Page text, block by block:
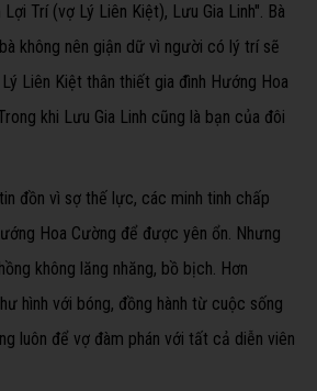
Trí (vợ Lý Liên Kiệt), Lưu Gia Linh". Bà
không nên giận dữ vì người có lý trí sẽ
Liên Kiệt thân thiết gia đình Hướng Hoa
khi Lưu Gia Linh cũng là bạn của đôi
đồn vì sợ thế lực, các minh tinh chấp
Hoa Cường để được yên ổn. Nhưng
không lăng nhăng, bồ bịch. Hơn
hình với bóng, đồng hành từ cuộc sống
luôn để vợ đàm phán với tất cả diễn viên